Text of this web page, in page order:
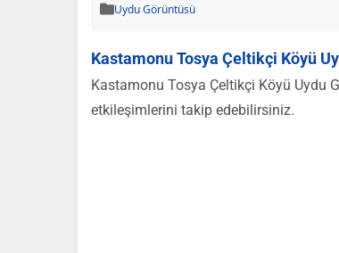
Uydu Görüntüsü
Kastamonu Tosya Çeltikçi Köyü
Kastamonu Tosya Çeltikçi Köyü Uydu
etkileşimlerini takip edebilirsiniz.